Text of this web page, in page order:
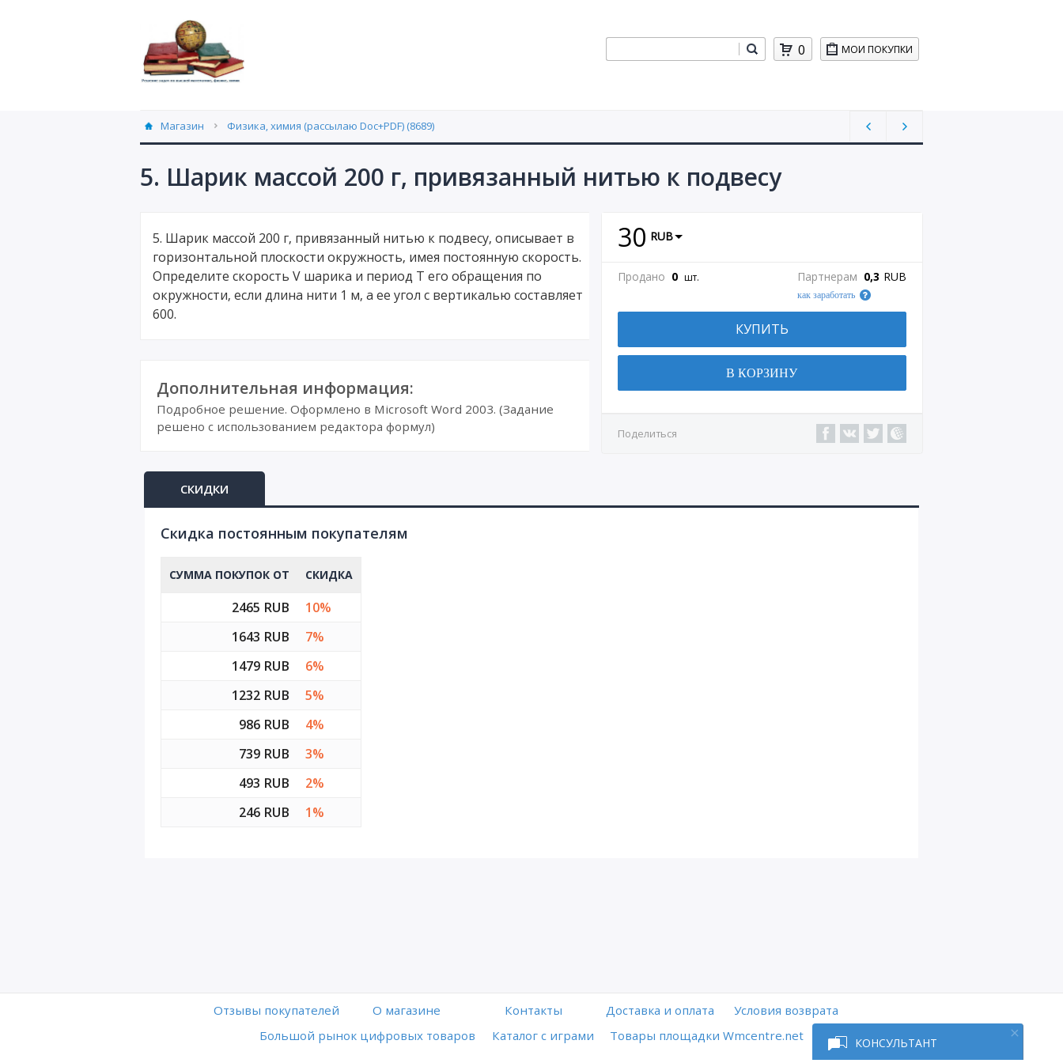
КОНСУЛЬТАНТ
МОИ ПОКУПКИ
0
Магазин Физика, химия (рассылаю Doc+PDF) (8689)
5. Шарик массой 200 г, привязанный нитью к подвесу
30 RUB
Продано 0 шт. Партнерам 0,3 RUB
как заработать
КУПИТЬ
В КОРЗИНУ
Поделиться
5. Шарик массой 200 г, привязанный нитью к подвесу, описывает в
горизонтальной плоскости окружность, имея постоянную скорость.
Определите скорость V шарика и период T его обращения по
окружности, если длина нити 1 м, а ее угол с вертикалью составляет
600.
Дополнительная информация:
Подробное решение. Оформлено в Microsoft Word 2003. (Задание
решено с использованием редактора формул)
СКИДКИ
Cкидка постоянным покупателям
СУММА ПОКУПОК ОТ СКИДКА
2465 RUB
10%
1643 RUB
7%
1479 RUB
6%
1232 RUB
5%
986 RUB
4%
739 RUB
3%
493 RUB
2%
246 RUB
1%
Отзывы покупателей O магазине Контакты Доставка и оплата
Условия возврата
Большой рынок цифровых товаров
Каталог с играми Товары площадки Wmcentre.net